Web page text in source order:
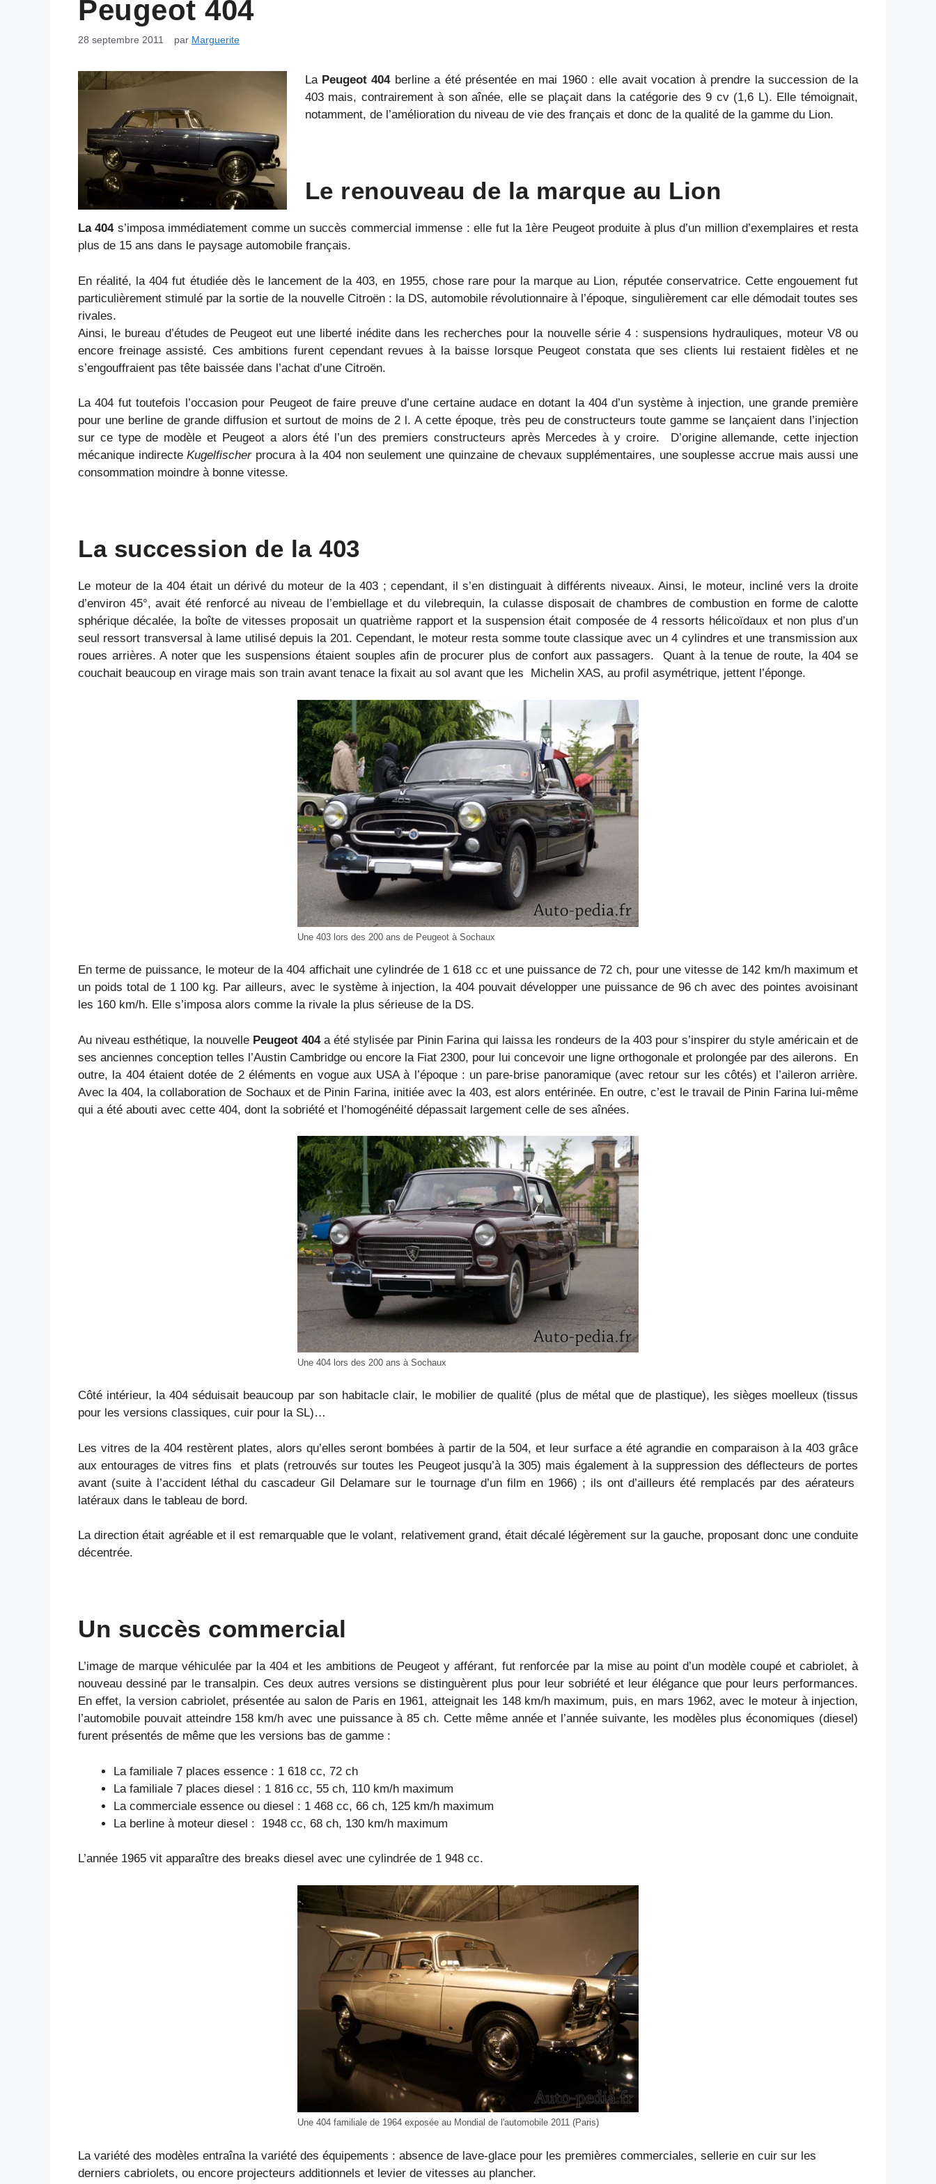
Peugeot 404
28 septembre 2011 par Marguerite
La Peugeot 404berline a été présentée en mai 1960 : elle avait vocation à prendre la succession de la
403 mais, contrairement à son aînée, elle se plaçait dans la catégorie des 9 cv (1,6 L). Elle témoignait,
notamment, de l’amélioration du niveau de vie des français et donc de la qualité de la gamme du Lion.
Le renouveau de la marque au Lion
La 404s’imposa immédiatement comme un succès commercial immense : elle fut la 1ère Peugeot produite à plus d’un million d’exemplaires et resta
plus de 15 ans dans le paysage automobile français.
En réalité, la 404 fut étudiée dès le lancement de la 403, en 1955, chose rare pour la marque au Lion, réputée conservatrice. Cette engouement fut
particulièrement stimulé par la sortie de la nouvelle Citroën : la DS, automobile révolutionnaire à l’époque, singulièrement car elle démodait toutes ses
rivales.
Ainsi, le bureau d’études de Peugeot eut une liberté inédite dans les recherches pour la nouvelle série 4 : suspensions hydrauliques, moteur V8 ou
encore freinage assisté. Ces ambitions furent cependant revues à la baisse lorsque Peugeot constata que ses clients lui restaient fidèles et ne
s’engouffraient pas tête baissée dans l’achat d’une Citroën.
La 404 fut toutefois l’occasion pour Peugeot de faire preuve d’une certaine audace en dotant la 404 d’un système à injection, une grande première
pour une berline de grande diffusion et surtout de moins de 2 l. A cette époque, très peu de constructeurs toute gamme se lançaient dans l’injection
sur ce type de modèle et Peugeot a alors été l’un des premiers constructeurs après Mercedes à y croire. D’origine allemande, cette injection
mécanique indirecteKugelfischerprocura à la 404 non seulement une quinzaine de chevaux supplémentaires, une souplesse accrue mais aussi une
consommation moindre à bonne vitesse.
La succession de la 403
Le moteur de la 404 était un dérivé du moteur de la 403 ; cependant, il s’en distinguait à différents niveaux. Ainsi, le moteur, incliné vers la droite
d’environ 45°, avait été renforcé au niveau de l’embiellage et du vilebrequin, la culasse disposait de chambres de combustion en forme de calotte
sphérique décalée, la boîte de vitesses proposait un quatrième rapport et la suspension était composée de 4 ressorts hélicoïdaux et non plus d’un
seul ressort transversal à lame utilisé depuis la 201. Cependant, le moteur resta somme toute classique avec un 4 cylindres et une transmission aux
roues arrières. A noter que les suspensions étaient souples afin de procurer plus de confort aux passagers. Quant à la tenue de route, la 404 se
couchait beaucoup en virage mais son train avant tenace la fixait au sol avant que les Michelin XAS, au profil asymétrique, jettent l’éponge.
Une 403 lors des 200 ans de Peugeot à Sochaux
En terme de puissance, le moteur de la 404 affichait une cylindrée de 1 618 cc et une puissance de 72 ch, pour une vitesse de 142 km/h maximum et
un poids total de 1 100 kg. Par ailleurs, avec le système à injection, la 404 pouvait développer une puissance de 96 ch avec des pointes avoisinant
les 160 km/h. Elle s’imposa alors comme la rivale la plus sérieuse de la DS.
Au niveau esthétique, la nouvelle Peugeot 404a été stylisée par Pinin Farina qui laissa les rondeurs de la 403 pour s’inspirer du style américain et de
ses anciennes conception telles l’Austin Cambridge ou encore la Fiat 2300, pour lui concevoir une ligne orthogonale et prolongée par des ailerons. En
outre, la 404 étaient dotée de 2 éléments en vogue aux USA à l’époque : un pare-brise panoramique (avec retour sur les côtés) et l’aileron arrière.
Avec la 404, la collaboration de Sochaux et de Pinin Farina, initiée avec la 403, est alors entérinée. En outre, c’est le travail de Pinin Farina lui-même
qui a été abouti avec cette 404, dont la sobriété et l’homogénéité dépassait largement celle de ses aînées.
Une 404 lors des 200 ans à Sochaux
Côté intérieur, la 404 séduisait beaucoup par son habitacle clair, le mobilier de qualité (plus de métal que de plastique), les sièges moelleux (tissus
pour les versions classiques, cuir pour la SL)…
Les vitres de la 404 restèrent plates, alors qu’elles seront bombées à partir de la 504, et leur surface a été agrandie en comparaison à la 403 grâce
aux entourages de vitres fins et plats (retrouvés sur toutes les Peugeot jusqu’à la 305) mais également à la suppression des déflecteurs de portes
avant (suite à l’accident léthal du cascadeur Gil Delamare sur le tournage d’un film en 1966) ; ils ont d’ailleurs été remplacés par des aérateurs
latéraux dans le tableau de bord.
La direction était agréable et il est remarquable que le volant, relativement grand, était décalé légèrement sur la gauche, proposant donc une conduite
décentrée.
Un succès commercial
L’image de marque véhiculée par la 404 et les ambitions de Peugeot y afférant, fut renforcée par la mise au point d’un modèle coupé et cabriolet, à
nouveau dessiné par le transalpin. Ces deux autres versions se distinguèrent plus pour leur sobriété et leur élégance que pour leurs performances.
En effet, la version cabriolet, présentée au salon de Paris en 1961, atteignait les 148 km/h maximum, puis, en mars 1962, avec le moteur à injection,
l’automobile pouvait atteindre 158 km/h avec une puissance à 85 ch. Cette même année et l’année suivante, les modèles plus économiques (diesel)
furent présentés de même que les versions bas de gamme :
La familiale 7 places essence : 1 618 cc, 72 ch
La familiale 7 places diesel : 1 816 cc, 55 ch, 110 km/h maximum
La commerciale essence ou diesel : 1 468 cc, 66 ch, 125 km/h maximum
La berline à moteur diesel : 1948 cc, 68 ch, 130 km/h maximum
L’année 1965 vit apparaître des breaks diesel avec une cylindrée de 1 948 cc.
Une 404 familiale de 1964 exposée au Mondial de l'automobile 2011 (Paris)
La variété des modèles entraîna la variété des équipements : absence de lave-glace pour les premières commerciales, sellerie en cuir sur les
derniers cabriolets, ou encore projecteurs additionnels et levier de vitesses au plancher.